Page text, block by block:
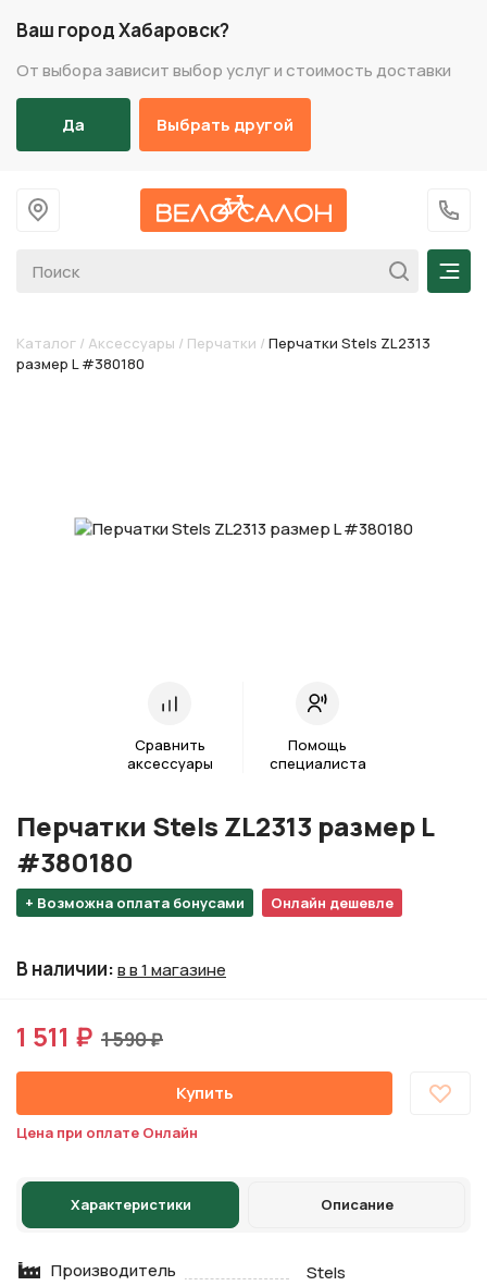
Ваш город Хабаровск?
От выбора зависит выбор услуг и стоимость доставки
Да Выбрать другой
На главную
+7
Каталог / Аксессуары / Перчатки / Перчатки Stels ZL2313
размер L #380180
Сравнить
аксессуары
Помощь
специалиста
+ Возможна оплата бонусами Онлайн дешевле
Перчатки Stels ZL2313 размер L
#380180
В наличии:в в 1 магазине
1 511 ₽ 1 590 ₽
Купить
Цена при оплате Онлайн
Характеристики Описание
Производитель
Stels